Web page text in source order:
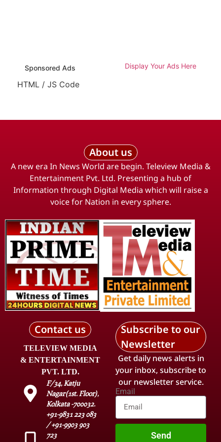
Sponsored Ads Display Your Ads Here
HTML / JS Code
About us
A new era In News World are begin. Teleview Media &
Entertainment Pvt. Ltd. Presenting a hub of
Information through Digital Media which will raise a
voice for Nation in every sphere.
Contact us
TELEVIEW MEDIA
& ENTERTAINMENT
PVT. LTD.
F/34, Katju
Nagar(1st. Floor),
Kolkata -700032.
+91-9831 223 083
/ +91-9903 903
723
Subscribe to our
Newsletter
Get daily news alerts in
your inbox, subscribe to
our newsletter service.
Email
Send